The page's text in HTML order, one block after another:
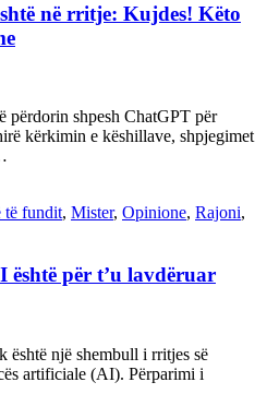
në rritje: Kujdes! Këto
përdorin shpesh ChatGPT për
kërkimin e këshillave, shpjegimet
të fundit, Mister, Opinione, Rajoni,
është për t’u lavdëruar
është një shembull i rritjes së
artificiale (AI). Përparimi i